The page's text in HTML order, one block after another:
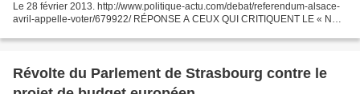
Le 28 février 2013. http://www.politique-actu.com/debat/referendum-alsace-
avril-appelle-voter/679922/ RÉPONSE A CEUX QUI CRITIQUENT LE « NON
Révolte du Parlement de Strasbourg contre le